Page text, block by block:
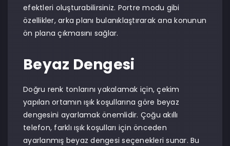
efektleri oluşturabilirsiniz. Portre modu gibi
özellikler, arka planı bulanıklaştırarak ana konunun
ön plana çıkmasını sağlar.
Beyaz Dengesi
Doğru renk tonlarını yakalamak için, çekim
yapılan ortamın ışık koşullarına göre beyaz
dengesini ayarlamak önemlidir. Çoğu akıllı
telefon, farklı ışık koşulları için önceden
ayarlanmış beyaz dengesi seçenekleri sunar. Bu